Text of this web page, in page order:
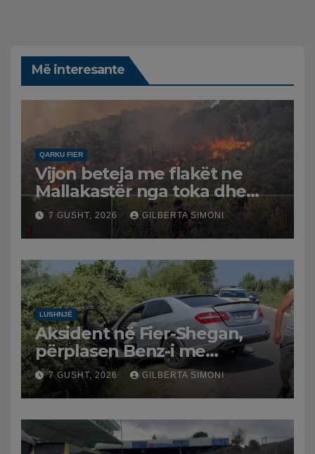
Më interesante
QARKU FIER
Vijon beteja me flakët ne
Mallakastër nga toka dhe
nga ajri me dy helikopterë.
7 GUSHT, 2026 GILBERTA SIMONI
LUSHNJË
Aksident në Fier-Shegan,
përplasen Benz-i me
furgonin, plagoset një i
moshuar
7 GUSHT, 2026 GILBERTA SIMONI